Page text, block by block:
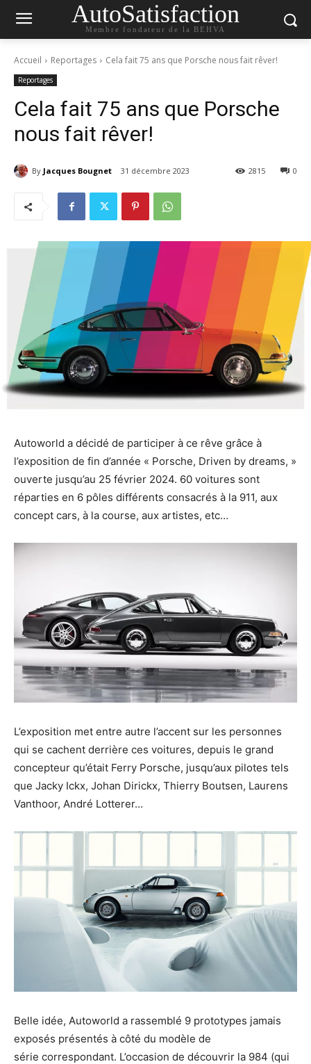
AutoSatisfaction
Membre fondateur de la BEHVA
Accueil Reportages Cela fait 75 ans que Porsche nous fait rêver!
Reportages
Cela fait 75 ans que Porsche
nous fait rêver!
By Jacques Bougnet 31 décembre 2023 0
2815
Autoworld a décidé de participer à ce rêve grâce à
l’exposition de fin d’année « Porsche, Driven by dreams, »
ouverte jusqu’au 25 février 2024. 60 voitures sont
réparties en 6 pôles différents consacrés à la 911, aux
concept cars, à la course, aux artistes, etc…
L’exposition met entre autre l’accent sur les personnes
qui se cachent derrière ces voitures, depuis le grand
concepteur qu’était Ferry Porsche, jusqu’aux pilotes tels
que Jacky Ickx, Johan Dirickx, Thierry Boutsen, Laurens
Vanthoor, André Lotterer…
Belle idée, Autoworld a rassemblé 9 prototypes jamais
exposés présentés à côté du modèle de
série correspondant. L’occasion de découvrir la 984 (qui